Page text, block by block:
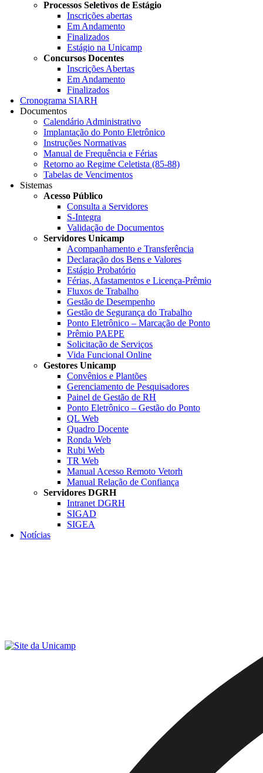
Processos Seletivos de Estágio
Inscrições abertas
Em Andamento
Finalizados
Estágio na Unicamp
Concursos Docentes
Inscrições Abertas
Em Andamento
Finalizados
Cronograma SIARH
Documentos
Calendário Administrativo
Implantação do Ponto Eletrônico
Instruções Normativas
Manual de Frequência e Férias
Retorno ao Regime Celetista (85-88)
Tabelas de Vencimentos
Sistemas
Acesso Público
Consulta a Servidores
S-Integra
Validação de Documentos
Servidores Unicamp
Acompanhamento e Transferência
Declaração dos Bens e Valores
Estágio Probatório
Férias, Afastamentos e Licença-Prêmio
Fluxos de Trabalho
Gestão de Desempenho
Gestão de Segurança do Trabalho
Ponto Eletrônico – Marcação de Ponto
Prêmio PAEPE
Solicitação de Serviços
Vida Funcional Online
Gestores Unicamp
Convênios e Plantões
Gerenciamento de Pesquisadores
Painel de Gestão de RH
Ponto Eletrônico – Gestão do Ponto
QL Web
Quadro Docente
Ronda Web
Rubi Web
TR Web
Manual Acesso Remoto Vetorh
Manual Relação de Confiança
Servidores DGRH
Intranet DGRH
SIGAD
SIGEA
Notícias